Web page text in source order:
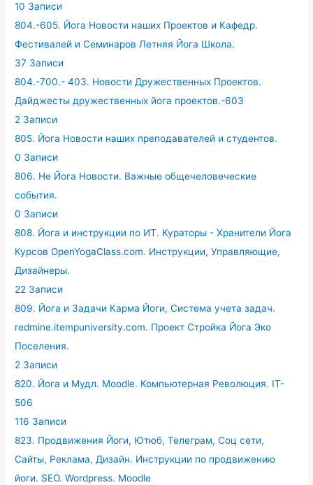
10 Записи
804.-605. Йога Новости наших Проектов и Кафедр.
Фестивалей и Семинаров Летняя Йога Школа.
37 Записи
804.-700.- 403. Новости Дружественных Проектов.
Дайджесты дружественных йога проектов.-603
2 Записи
805. Йога Новости наших преподавателей и студентов.
0 Записи
806. Не Йога Новости. Важные общечеловеческие
события.
0 Записи
808. Йога и инструкции по ИТ. Кураторы - Хранители Йога
Курсов OpenYogaClass.com. Инструкции, Управляющие,
Дизайнеры.
22 Записи
809. Йога и Задачи Карма Йоги, Система учета задач.
redmine.itempuniversity.com. Проект Стройка Йога Эко
Поселения.
2 Записи
820. Йога и Мудл. Moodle. Компьютерная Революция. IT-
506
116 Записи
823. Продвижения Йоги, Ютюб, Телеграм, Соц сети,
Сайты, Реклама, Дизайн. Инструкции по продвижению
йоги. SEO. Wordpress. Moodle